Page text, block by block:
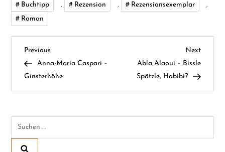
Buchtipp , Rezension , Rezensionsexemplar
,
Roman
B
e
t
r
Previous
Post
Previous
Anna-Maria Caspari –
Ginsterhöhe
Next
Post
Next
Abla Alaoui – Bissle
Spätzle, Habibi?
Suchen